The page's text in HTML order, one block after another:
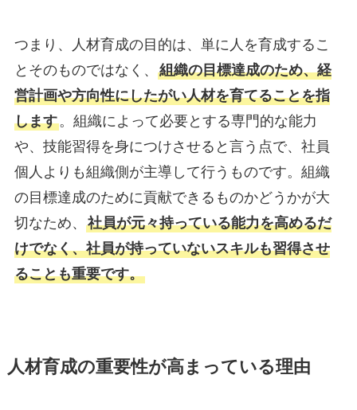
つまり、人材育成の目的は、単に人を育成するこ
とそのものではなく、 組織の目標達成のため、経
営計画や方向性にしたがい人材を育てることを指
します。組織によって必要とする専門的な能力
や、技能習得を身につけさせると言う点で、社員
個人よりも組織側が主導して行うものです。組織
の目標達成のために貢献できるものかどうかが大
切なため、 社員が元々持っている能力を高めるだ
けでなく、社員が持っていないスキルも習得させ
ることも重要です。
人材育成の重要性が高まっている理由